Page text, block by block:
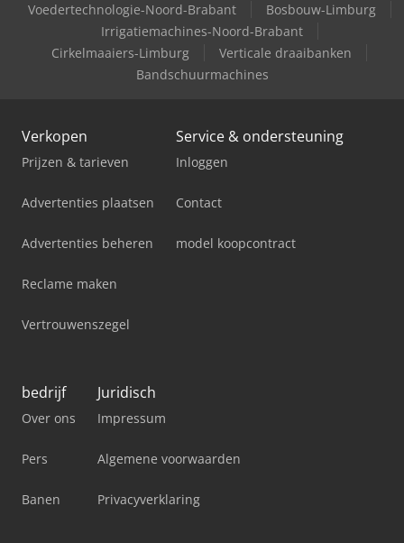
Voedertechnologie-Noord-Brabant
Bosbouw-Limburg
Irrigatiemachines-Noord-Brabant
Cirkelmaaiers-Limburg
Verticale draaibanken
Bandschuurmachines
Verkopen
Prijzen & tarieven
Advertenties plaatsen
Advertenties beheren
Reclame maken
Vertrouwenszegel
Service & ondersteuning
Inloggen
Contact
model koopcontract
bedrijf
Over ons
Pers
Banen
Juridisch
Impressum
Algemene voorwaarden
Privacyverklaring